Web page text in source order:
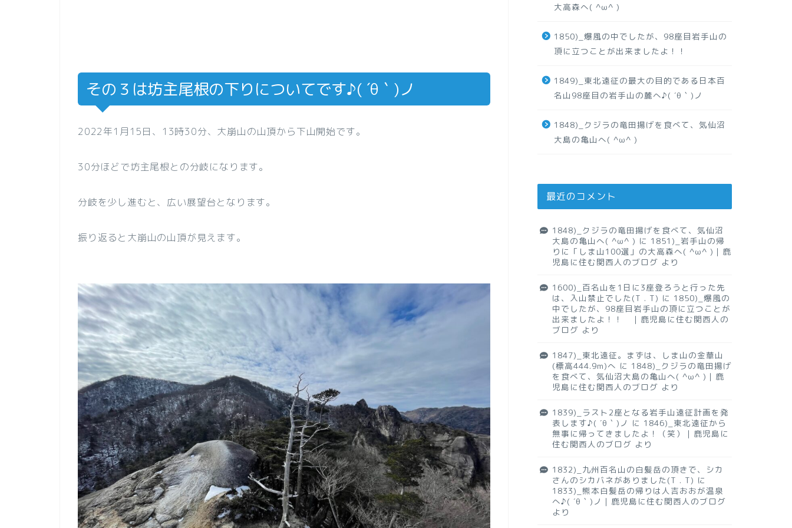
その３は坊主尾根の下りについてです♪( ´θ｀)ノ
2022年1月15日、13時30分、大崩山の山頂から下山開始です。
30分ほどで坊主尾根との分岐になります。
分岐を少し進むと、広い展望台となります。
振り返ると大崩山の山頂が見えます。
大高森へ( ^ω^ )
1850)_爆風の中でしたが、98座目岩手山の
頂に立つことが出来ましたよ！！
1849)_東北遠征の最大の目的である日本百
名山98座目の岩手山の麓へ♪( ´θ｀)ノ
1848)_クジラの竜田揚げを食べて、気仙沼
大島の亀山へ( ^ω^ )
最近のコメント
1848)_クジラの竜田揚げを食べて、気仙沼
大島の亀山へ( ^ω^ ) に 1851)_岩手山の帰
りに「しま山100選」の大高森へ( ^ω^ )｜鹿
児島に住む関西人のブログ より
1600)_百名山を1日に3座登ろうと行った先
は、入山禁止でした(T . T) に 1850)_爆風の
中でしたが、98座目岩手山の頂に立つことが
出来ましたよ！！ ｜鹿児島に住む関西人の
ブログ より
1847)_東北遠征。まずは、しま山の金華山
(標高444.9m)へ に 1848)_クジラの竜田揚げ
を食べて、気仙沼大島の亀山へ( ^ω^ )｜鹿
児島に住む関西人のブログ より
1839)_ラスト2座となる岩手山遠征計画を発
表します♪( ´θ｀)ノ に 1846)_東北遠征から
無事に帰ってきましたよ！（笑）｜鹿児島に
住む関西人のブログ より
1832)_九州百名山の白髪岳の頂きで、シカ
さんのシカバネがありました(T . T) に
1833)_熊本白髪岳の帰りは人吉おおが温泉
へ♪( ´θ｀)ノ｜鹿児島に住む関西人のブログ
より